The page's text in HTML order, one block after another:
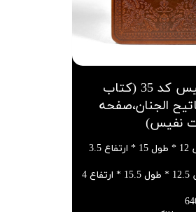
مجموعه نفیس کد 35 (کتاب
الجنان،صفحه
نفیس)
عرض 12 * طول 15 * ارتفاع 3.5
عرض 12.5 * طول 15.5 * ارتفاع 4